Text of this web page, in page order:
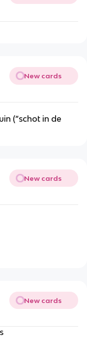
New cards
(“schot in de
New cards
New cards